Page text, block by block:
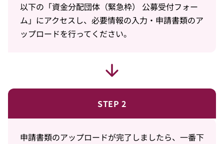
以下の「資金分配団体（緊急枠） 公募受付フォー
ム」にアクセスし、必要情報の入力・申請書類のア
ップロードを行ってください。
STEP 2
申請書類のアップロードが完了しましたら、一番下